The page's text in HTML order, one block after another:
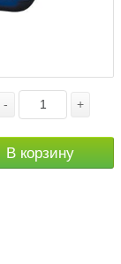
- +
В корзину